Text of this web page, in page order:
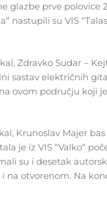
glazbe prve polovice
nastupili su VIS
Zdravko Sudar –
sastav električnih
ovom području koji
Krunoslav Majer
je iz VIS “Valko“
su i desetak
na otvorenom. Na